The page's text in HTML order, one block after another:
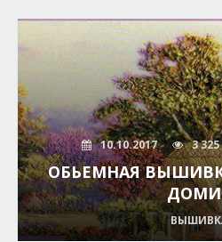
10.10.2017 3 325
ОБЬЕМНАЯ